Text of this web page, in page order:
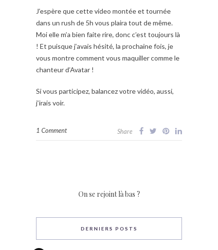
J’espère que cette video montée et tournée
dans un rush de 5h vous plaira tout de même.
Moi elle m’a bien faite rire, donc c’est toujours là
! Et puisque j’avais hésité, la prochaine fois, je
vous montre comment vous maquiller comme le
chanteur d’Avatar !
Si vous participez, balancez votre vidéo, aussi,
j’irais voir.
1 Comment Share
On se rejoint là bas ?
DERNIERS POSTS